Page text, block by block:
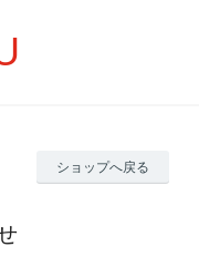
ショップへ戻る